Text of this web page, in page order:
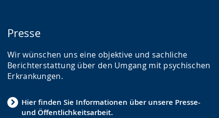
Presse
Wir wünschen uns eine objektive und sachliche
Berichterstattung über den Umgang mit psychischen
Erkrankungen.
Hier finden Sie Informationen über unsere Presse-
und Öffentlichkeitsarbeit.